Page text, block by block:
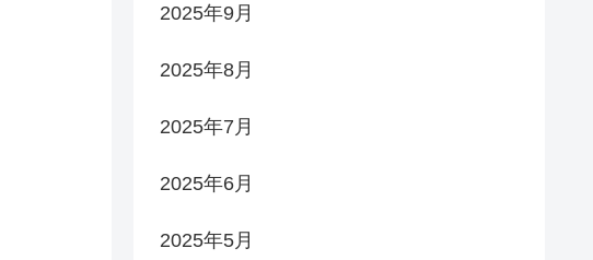
2025年9月
2025年8月
2025年7月
2025年6月
2025年5月